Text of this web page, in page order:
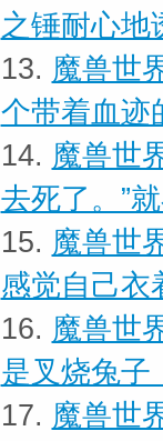
之锤耐心地
13. 魔兽世
个带着血迹
14. 魔兽世
去死了。”
15. 魔兽世
感觉自己衣
16. 魔兽世
是叉烧兔子
17. 魔兽世